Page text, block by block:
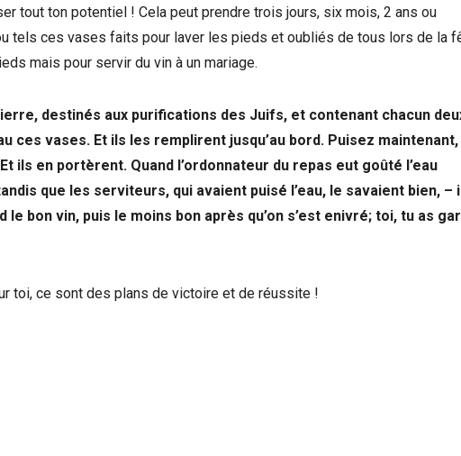
tout ton potentiel ! Cela peut prendre trois jours, six mois, 2 ans ou
tels ces vases faits pour laver les pieds et oubliés de tous lors de la
mais pour servir du vin à un mariage.
destinés aux purifications des Juifs, et contenant chacun
ces vases. Et ils les remplirent jusqu’au bord. Puisez maintenant,
ils en portèrent. Quand l’ordonnateur du repas eut goûté l’eau
que les serviteurs, qui avaient puisé l’eau, le savaient bien, –
le bon vin, puis le moins bon après qu’on s’est enivré; toi, tu as
toi, ce sont des plans de victoire et de réussite !